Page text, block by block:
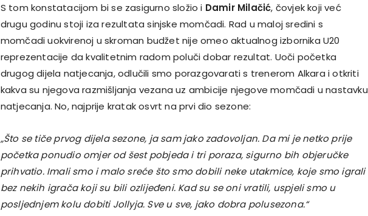
S tom konstatacijom bi se zasigurno složio i Damir Milačić, čovjek koji već
drugu godinu stoji iza rezultata sinjske momčadi. Rad u maloj sredini s
momčadi uokvirenoj u skroman budžet nije omeo aktualnog izbornika U20
reprezentacije da kvalitetnim radom poluči dobar rezultat. Uoči početka
drugog dijela natjecanja, odlučili smo porazgovarati s trenerom Alkara i otkriti
kakva su njegova razmišljanja vezana uz ambicije njegove momčadi u nastavku
natjecanja. No, najprije kratak osvrt na prvi dio sezone:
„Što se tiče prvog dijela sezone, ja sam jako zadovoljan. Da mi je netko prije
početka ponudio omjer od šest pobjeda i tri poraza, sigurno bih objeručke
prihvatio. Imali smo i malo sreće što smo dobili neke utakmice, koje smo igrali
bez nekih igrača koji su bili ozlijeđeni. Kad su se oni vratili, uspjeli smo u
posljednjem kolu dobiti Jollyja. Sve u sve, jako dobra polusezona.“